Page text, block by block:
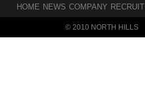
HOME NEWS COMPANY RECRUIT
© 2010 NORTH HILLS